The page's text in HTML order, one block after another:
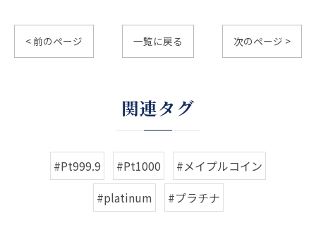
< 前のページ 一覧に戻る 次のページ >
関連タグ
#Pt999.9 #Pt1000
#メイプルコイン
#platinum
#プラチナ